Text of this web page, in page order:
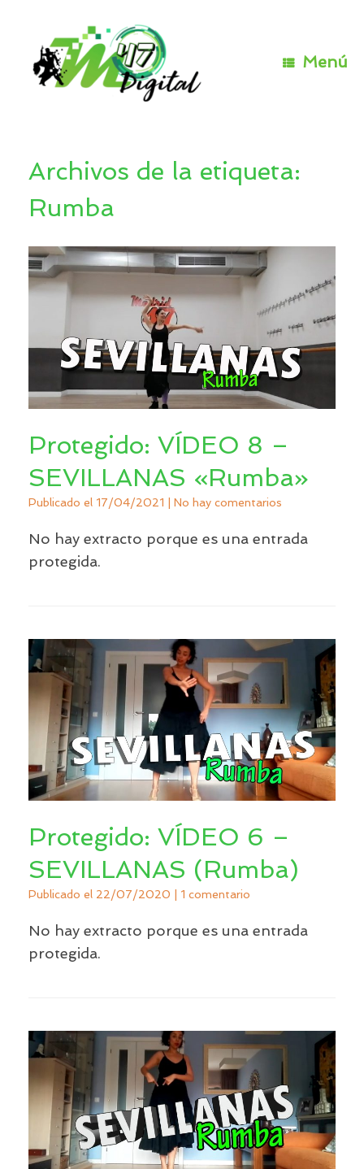
Menú
Archivos de la etiqueta:
Rumba
Protegido: VÍDEO 8 –
SEVILLANAS «Rumba»
Publicado el 17/04/2021 | No hay comentarios
No hay extracto porque es una entrada
protegida.
Protegido: VÍDEO 6 –
SEVILLANAS (Rumba)
Publicado el 22/07/2020 1 comentario
No hay extracto porque es una entrada
protegida.